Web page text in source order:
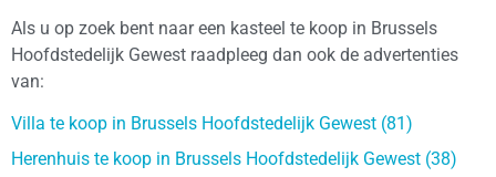
Als u op zoek bent naar een kasteel te koop in Brussels
Hoofdstedelijk Gewest raadpleeg dan ook de advertenties
van:
Villa te koop in Brussels Hoofdstedelijk Gewest (81)
Herenhuis te koop in Brussels Hoofdstedelijk Gewest (38)